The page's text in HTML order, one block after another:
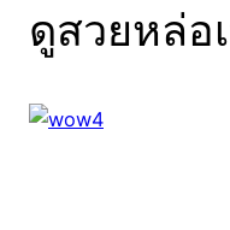
ดูสวยหล่อ